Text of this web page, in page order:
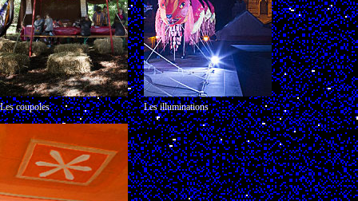
Les coupoles Les illuminations